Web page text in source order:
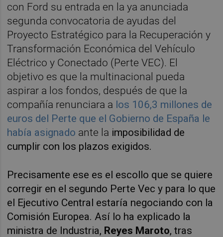
con Ford su entrada en la ya anunciada
segunda convocatoria de ayudas del
Proyecto Estratégico para la Recuperación y
Transformación Económica del Vehículo
Eléctrico y Conectado (Perte VEC). El
objetivo es que la multinacional pueda
aspirar a los fondos, después de que la
compañía renunciara a los 106,3 millones de
euros del Perte que el Gobierno de España le
había asignado ante la imposibilidad de
cumplir con los plazos exigidos.
Precisamente ese es el escollo que se quiere
corregir en el segundo Perte Vec y para lo que
el Ejecutivo Central estaría negociando con la
Comisión Europea. Así lo ha explicado la
ministra de Industria, Reyes Maroto, tras